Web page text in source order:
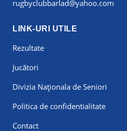
rugbyclubbarlad@yahoo.com
LINK-URI UTILE
Rezultate
Jucători
Divizia Naționala de Seniori
Politica de confidentialitate
Contact